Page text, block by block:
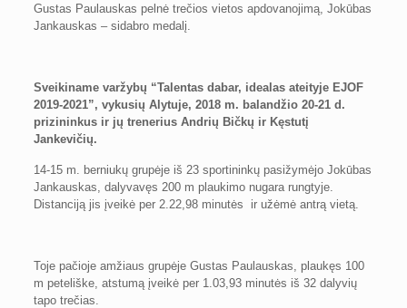
Gustas Paulauskas pelnė trečios vietos apdovanojimą, Jokūbas
Jankauskas – sidabro medalį.
Sveikiname varžybų “Talentas dabar, idealas ateityje EJOF
2019-2021”, vykusių Alytuje, 2018 m. balandžio 20-21 d.
prizininkus ir jų trenerius Andrių Bičkų ir Kęstutį
Jankevičių.
14-15 m. berniukų grupėje iš 23 sportininkų pasižymėjo Jokūbas
Jankauskas, dalyvavęs 200 m plaukimo nugara rungtyje.
Distanciją jis įveikė per 2.22,98 minutės ir užėmė antrą vietą.
Toje pačioje amžiaus grupėje Gustas Paulauskas, plaukęs 100
m peteliške, atstumą įveikė per 1.03,93 minutės iš 32 dalyvių
tapo trečias.